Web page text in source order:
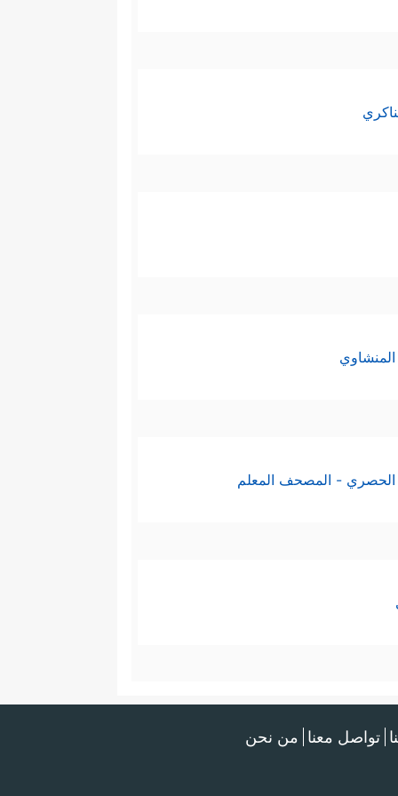
الحصري - المصحف المعلم
تواصل معنا من نحن